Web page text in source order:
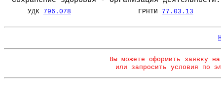
УДК 796.078 ГРНТИ 77.03.13
Вы можете оформить заявку
или запросить условия по